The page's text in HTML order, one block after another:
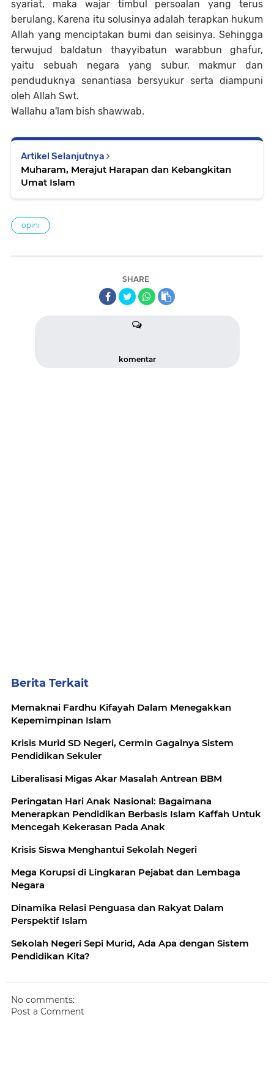
syariat, maka wajar timbul persoalan yang terus
berulang. Karena itu solusinya adalah terapkan hukum
Allah yang menciptakan bumi dan seisinya. Sehingga
terwujud baldatun thayyibatun warabbun ghafur,
yaitu sebuah negara yang subur, makmur dan
penduduknya senantiasa bersyukur serta diampuni
oleh Allah Swt.
Wallahu a'lam bish shawwab.
Artikel Selanjutnya
Muharam, Merajut Harapan dan Kebangkitan
Umat Islam
opini
SHARE
komentar
Berita Terkait
Memaknai Fardhu Kifayah Dalam Menegakkan
Kepemimpinan Islam
Krisis Murid SD Negeri, Cermin Gagalnya Sistem
Pendidikan Sekuler
Liberalisasi Migas Akar Masalah Antrean BBM
Peringatan Hari Anak Nasional: Bagaimana
Menerapkan Pendidikan Berbasis Islam Kaffah Untuk
Mencegah Kekerasan Pada Anak
Krisis Siswa Menghantui Sekolah Negeri
Mega Korupsi di Lingkaran Pejabat dan Lembaga
Negara
Dinamika Relasi Penguasa dan Rakyat Dalam
Perspektif Islam
Sekolah Negeri Sepi Murid, Ada Apa dengan Sistem
Pendidikan Kita?
No comments:
Post a Comment